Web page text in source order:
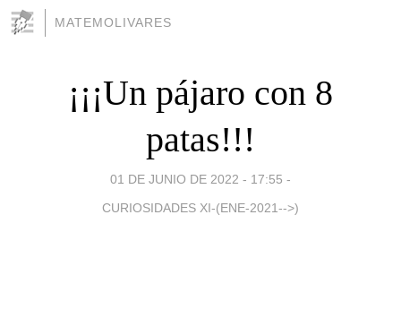
MATEMOLIVARES
¡¡¡Un pájaro con 8
patas!!!
01 DE JUNIO DE 2022 - 17:55 -
CURIOSIDADES XI-(ENE-2021-->)